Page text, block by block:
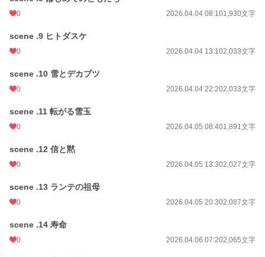
0 2026.04.04 08:101,930文字
scene .9 ヒトダスケ
0 2026.04.04 13:102,033文字
scene .10 雪とデカブツ
0 2026.04.04 22:202,033文字
scene .11 転がる雪玉
0 2026.04.05 08:401,891文字
scene .12 信と黙
0 2026.04.05 13:302,027文字
scene .13 ランテの祖母
0 2026.04.05 20:302,087文字
scene .14 寿命
0 2026.04.06 07:202,065文字